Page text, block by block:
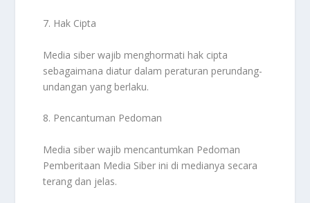
7. Hak Cipta
Media siber wajib menghormati hak cipta
sebagaimana diatur dalam peraturan perundang-
undangan yang berlaku.
8. Pencantuman Pedoman
Media siber wajib mencantumkan Pedoman
Pemberitaan Media Siber ini di medianya secara
terang dan jelas.